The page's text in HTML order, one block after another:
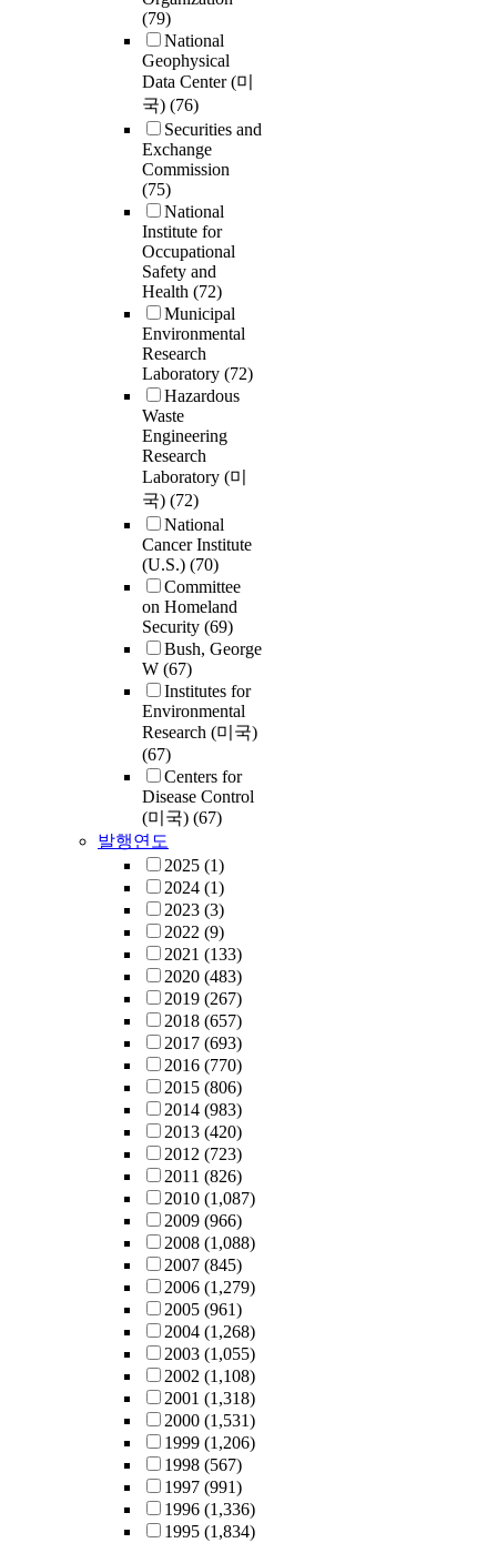
(79)
National
Geophysical
Data Center (미
국) (76)
Securities and
Exchange
Commission
(75)
National
Institute for
Occupational
Safety and
Health (72)
Municipal
Environmental
Research
Laboratory (72)
Hazardous
Waste
Engineering
Research
Laboratory (미
국) (72)
National
Cancer Institute
(U.S.) (70)
Committee
on Homeland
Security (69)
Bush, George
W (67)
Institutes for
Environmental
Research (미국)
(67)
Centers for
Disease Control
(미국) (67)
발행연도
2025 (1)
2024 (1)
2023 (3)
2022 (9)
2021 (133)
2020 (483)
2019 (267)
2018 (657)
2017 (693)
2016 (770)
2015 (806)
2014 (983)
2013 (420)
2012 (723)
2011 (826)
2010 (1,087)
2009 (966)
2008 (1,088)
2007 (845)
2006 (1,279)
2005 (961)
2004 (1,268)
2003 (1,055)
2002 (1,108)
2001 (1,318)
2000 (1,531)
1999 (1,206)
1998 (567)
1997 (991)
1996 (1,336)
1995 (1,834)